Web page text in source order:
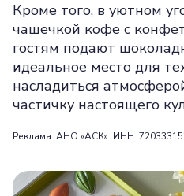
Кроме того, в уютном
чашечкой кофе с
гостям подают
идеальное место для
насладиться
частичку настоящего
Реклама. АНО «АСК». ИНН: